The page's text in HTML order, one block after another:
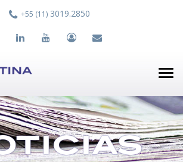
+55 (11) 3019.2850